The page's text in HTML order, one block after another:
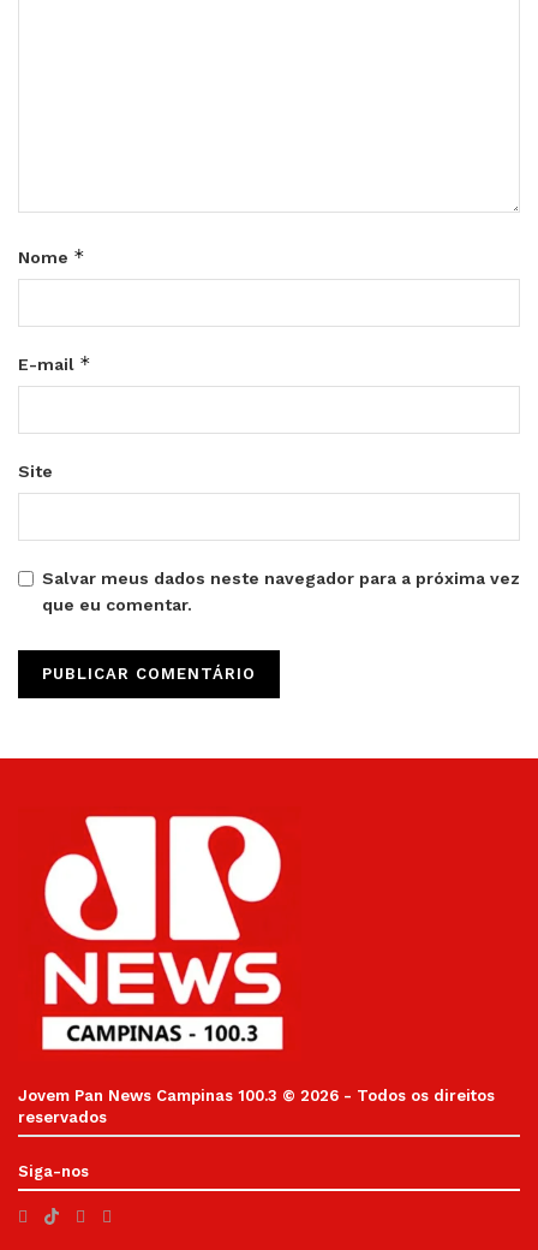
Nome *
E-mail *
Site
Salvar meus dados neste navegador para a próxima vez
que eu comentar.
Jovem Pan News Campinas 100.3 © 2026 - Todos os direitos
reservados
Siga-nos